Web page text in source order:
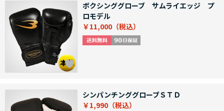
ボクシンググローブ サムライエッジ プ
ロモデル
￥11,000
シンパンチンググローブＳＴＤ
￥1,990